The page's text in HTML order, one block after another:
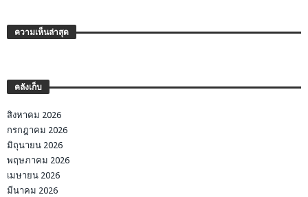
ความเห็นล่าสุด
คลังเก็บ
สิงหาคม 2026
กรกฎาคม 2026
มิถุนายน 2026
พฤษภาคม 2026
เมษายน 2026
มีนาคม 2026